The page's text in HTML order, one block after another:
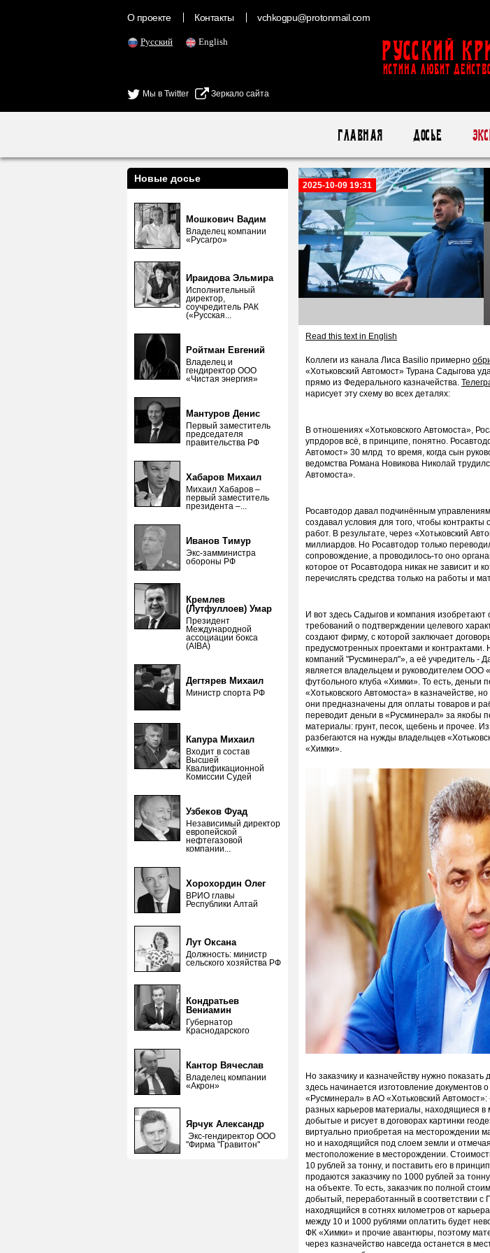
О проекте Контакты vchkogpu@protonmail.com
Русский English
Мы в Twitter Зеркало сайта
Русский
ИСТИНА ЛЮБИТ
Главная Досье
Новые досье
Мошкович Вадим
Владелец компании
«Русагро»
Ираидова Эльмира
Исполнительный
директор,
соучредитель РАК
(«Русская...
Ройтман Евгений
Владелец и
гендиректор ООО
«Чистая энергия»
Мантуров Денис
Первый заместитель
председателя
правительства РФ
Хабаров Михаил
Михаил Хабаров –
первый заместитель
президента –...
Иванов Тимур
Экс-замминистра
обороны РФ
Кремлев
(Лутфуллоев) Умар
Президент
Международной
ассоциации бокса
(AIBA)
Дегтярев Михаил
Министр спорта РФ
Капура Михаил
Входит в состав
Высшей
Квалификационной
Комиссии Судей
Узбеков Фуад
Независимый директор
европейской
нефтегазовой
компании...
Хорохордин Олег
ВРИО главы
Республики Алтай
Лут Оксана
Должность: министр
сельского хозяйства РФ
Кондратьев
Вениамин
Губернатор
Краснодарского
Кантор Вячеслав
Владелец компании
«Акрон»
Ярчук Александр
Экс-гендиректор ООО
"Фирма "Гравитон"
2025-10-09 19:31
Read this text in English
Коллеги из канала Лиса Basilio примерно
«Хотьковский Автомост» Турана Садыгова
прямо из Федерального казначейства.
нарисует эту схему во всех деталях:
В отношениях «Хотьковского Автомоста»,
упрдоров всё, в принципе, понятно.
Автомост» 30 млрд то время, когда сын
ведомства Романа Новикова Николай
Автомоста».
Росавтодор давал подчинённым
создавал условия для того, чтобы
работ. В результате, через «Хотьковский
миллиардов. Но Росавтодор только
сопровождение, а проводилось-то оно
которое от Росавтодора никак не зависит и
перечислять средства только на работы и
И вот здесь Садыгов и компания
требований о подтверждении целевого
создают фирму, с которой заключает
предусмотренных проектами и
компаний "Русминерал"», а её учредитель -
является владельцем и руководителем ООО
футбольного клуба «Химки». То есть, деньги
«Хотьковского Автомоста» в казначействе,
они предназначены для оплаты товаров и
переводит деньги в «Русминерал» за якобы
материалы: грунт, песок, щебень и прочее.
разбегаются на нужды владельцев
«Химки».
Но заказчику и казначейству нужно
здесь начинается изготовление документов
«Русминерал» в АО «Хотьковский
разных карьеров материалы, находящиеся в
добытые и рисует в договорах картинки
виртуально приобретая на месторождении
но и находящийся под слоем земли и
местоположение в месторождении.
10 рублей за тонну, и поставить его в
продаются заказчику по 1000 рублей за
на объекте. То есть, заказчик по полной
добытый, переработанный в соответствии с
находящийся в сотнях километров от
между 10 и 1000 рублями оплатить будет
ФК «Химки» и прочие авантюры, поэтому
через казначейство навсегда останется в